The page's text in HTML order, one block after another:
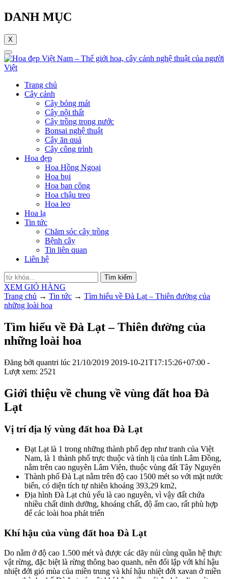
DANH MỤC
X
Trang chủ
Cây cảnh
Cây bóng mát
Cây nội thất
Cây trồng trong nước
Bonsai nghệ thuật
Cây ăn quả
Cây công trình
Hoa đẹp
Hoa Hồng Ngoại
Hoa bụi
Hoa ban công
Hoa chậu treo
Hoa leo
Hoa lạ
Tin tức
Chăm sóc cây trồng
Bệnh cây
Tin liên quan
Liên hệ
Tìm kiếm
XEM GIỎ HÀNG
Trang chủ → Tin tức → Tìm hiểu về Đà Lạt – Thiên đường của
những loài hoa
Tìm hiểu về Đà Lạt – Thiên đường của
những loài hoa
Đăng bởi quantri lúc 21/10/2019 2019-10-21T17:15:26+07:00 -
Lượt xem: 2521
Giới thiệu về chung về vùng đất hoa Đà
Lạt
Vị trí địa lý vùng đất hoa Đà Lạt
Đạt Lạt là 1 trong những thành phố đẹp như tranh của Việt
Nam, là 1 thành phố trực thuộc và tỉnh lị của tỉnh Lâm Đồng,
nằm trên cao nguyên Lâm Viên, thuộc vùng đất Tây Nguyên
Thành phố Đà Lạt nằm trên độ cao 1500 mét so với mặt nước
biển, có diện tích tự nhiên khoảng 393,29 km2,
Địa hình Đà Lạt chủ yếu là cao nguyên, vì vậy đất chứa
nhiều chất dinh dưỡng, khoáng chất, độ ẩm cao, rất phù hợp
để các loài hoa phát triển
Khí hậu của vùng đất hoa Đà Lạt
Do nằm ở độ cao 1.500 mét và được các dãy núi cùng quần hệ thực
vật rừng, đặc biệt là rừng thông bao quanh, nên đối lập với khí hậu
nhiệt đới gió mùa của miền trung và khí hậu nhiệt đới xavan ở miền